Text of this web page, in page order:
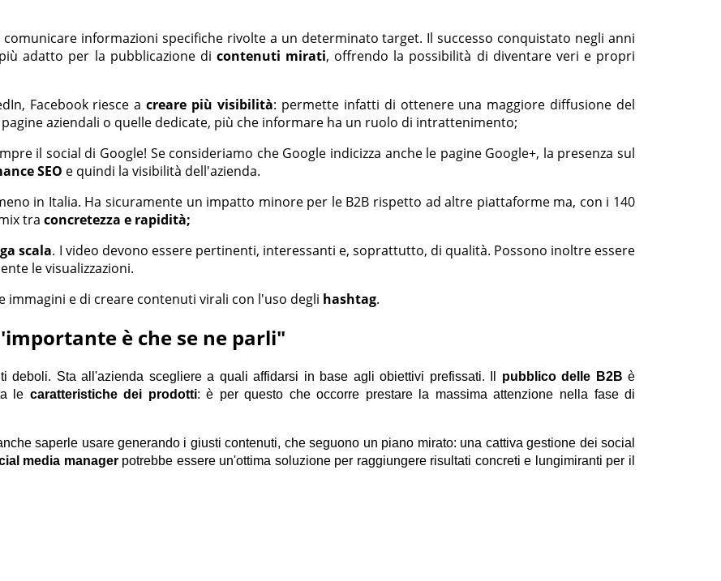
informazioni specifiche rivolte a un determinato target. Il successo conquistato negli anni
adatto per la pubblicazione di contenuti mirati, offrendo la possibilità di diventare veri e propri
Facebook riesce acreare più visibilità: permette infatti di ottenere una maggiore diffusione del
pagine aziendali o quelle dedicate, più che informare ha un ruolo di intrattenimento;
il social di Google! Se consideriamo che Google indicizza anche le pagine Google+, la presenza sul
SEO e quindi la visibilità dell'azienda.
in Italia. Ha sicuramente un impatto minore per le B2B rispetto ad altre piattaforme ma, con i 140
tra concretezza e rapidità;
scala. I video devono essere pertinenti, interessanti e, soprattutto, di qualità. Possono inoltre essere
le visualizzazioni.
e di creare contenuti virali con l'uso degli hashtag.
è che se ne parli"
deboli. Sta all'azienda scegliere a quali affidarsi in base agli obiettivi prefissati. Il pubblico delle B2B è
le caratteristiche dei prodotti: è per questo che occorre prestare la massima attenzione nella fase di
saperle usare generando i giusti contenuti, che seguono un piano mirato: una cattiva gestione dei social
media managerpotrebbe essere un'ottima soluzione per raggiungere risultati concreti e lungimiranti per il